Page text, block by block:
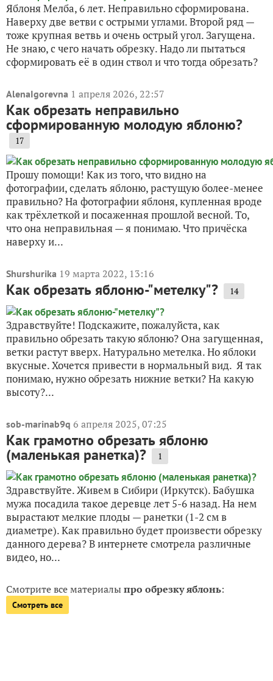
Яблоня Мелба, 6 лет. Неправильно сформирована.
Наверху две ветви с острыми углами. Второй ряд —
тоже крупная ветвь и очень острый угол. Загущена.
Не знаю, с чего начать обрезку. Надо ли пытаться
сформировать её в один ствол и что тогда обрезать?
AlenaIgorevna 1 апреля 2026, 22:57
Как обрезать неправильно
сформированную молодую яблоню?
17
Прошу помощи! Как из того, что видно на
фотографии, сделать яблоню, растущую более-менее
правильно? На фотографии яблоня, купленная вроде
как трёхлеткой и посаженная прошлой весной. То,
что она неправильная — я понимаю. Что причёска
наверху и...
Shurshurika 19 марта 2022, 13:16
Как обрезать яблоню-"метелку"? 14
Здравствуйте! Подскажите, пожалуйста, как
правильно обрезать такую яблоню? Она загущенная,
ветки растут вверх. Натурально метелка. Но яблоки
вкусные. Хочется привести в нормальный вид. Я так
понимаю, нужно обрезать нижние ветки? На какую
высоту?...
sob-marinab9q 6 апреля 2025, 07:25
Как грамотно обрезать яблоню
(маленькая ранетка)? 1
Здравствуйте. Живем в Сибири (Иркутск). Бабушка
мужа посадила такое деревце лет 5-6 назад. На нем
вырастают мелкие плоды — ранетки (1-2 см в
диаметре). Как правильно будет произвести обрезку
данного дерева? В интернете смотрела различные
видео, но...
Смотрите все материалыпро обрезку яблонь:
Смотреть все